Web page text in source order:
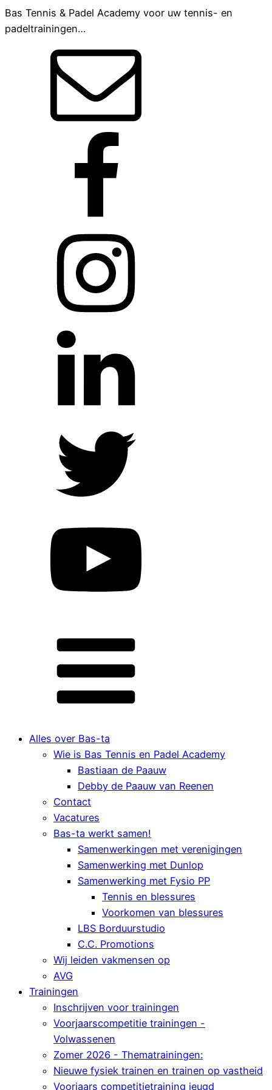
Bas Tennis & Padel Academy voor uw tennis- en
padeltrainingen…
Alles over Bas-ta
Wie is Bas Tennis en Padel Academy
Bastiaan de Paauw
Debby de Paauw van Reenen
Contact
Vacatures
Bas-ta werkt samen!
Samenwerkingen met verenigingen
Samenwerking met Dunlop
Samenwerking met Fysio PP
Tennis en blessures
Voorkomen van blessures
LBS Borduurstudio
C.C. Promotions
Wij leiden vakmensen op
AVG
Trainingen
Inschrijven voor trainingen
Voorjaarscompetitie trainingen -
Volwassenen
Zomer 2026 - Thematrainingen:
Nieuwe fysiek trainen en trainen op vastheid
Voorjaars competitietraining jeugd